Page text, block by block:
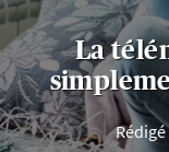
La